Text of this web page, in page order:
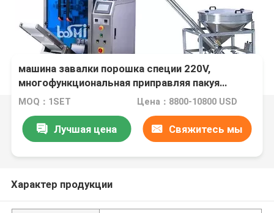
машина завалки порошка специи 220V,
многофункциональная приправляя пакуя
машина
MOQ：1SET Цена：8800-10800 USD
Лучшая цена Свяжитесь мы
Характер продукции